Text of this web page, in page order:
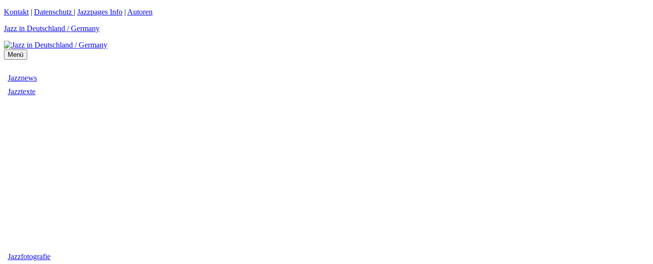
Zum
springen
Kontakt | Datenschutz | Jazzpages Info | Autoren
Jazz in Deutschland / Germany
Menü
Jazznews
Jazztexte
Jazzfotografie